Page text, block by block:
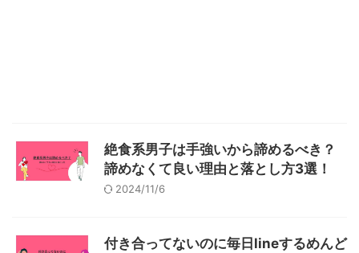
絶食系男子は手強いから諦めるべき？
諦めなくて良い理由と落とし方3選！
2024/11/6
付き合ってないのに毎日lineするめんど